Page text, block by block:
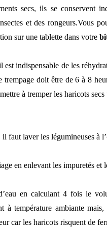
secs, ils se conservent
et des rongeurs.Vous
sur une tablette dans votre
indispensable de les
doit être de 6 à 8
à tremper les haricots
faut laver les légumineuses à
en enlevant les impuretés et
en calculant 4 fois le
à température ambiante
car les haricots risquent de